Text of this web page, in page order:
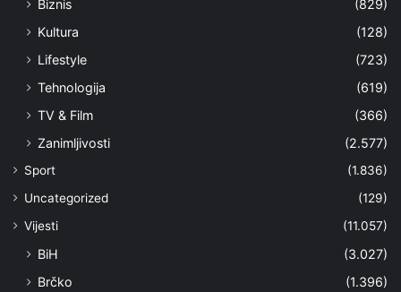
Biznis
(829)
Kultura
(128)
Lifestyle
(723)
Tehnologija
(619)
TV & Film
(366)
Zanimljivosti
(2.577)
Sport
(1.836)
Uncategorized
(129)
Vijesti
(11.057)
BiH
(3.027)
Brčko
(1.396)